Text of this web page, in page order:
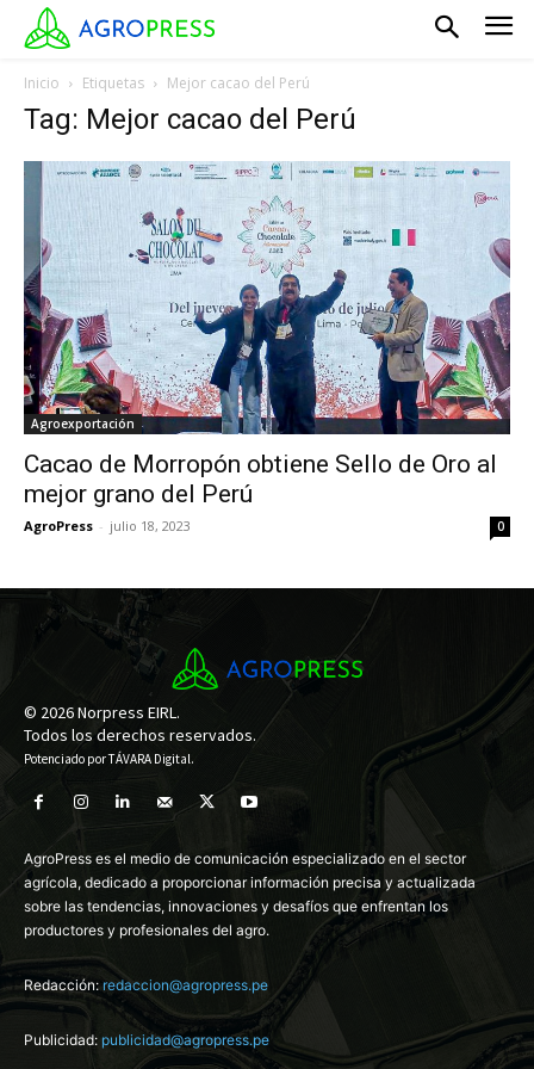
Inicio Etiquetas Mejor cacao del Perú
Tag: Mejor cacao del Perú
Agroexportación
Cacao de Morropón obtiene Sello de Oro al
mejor grano del Perú
AgroPress - julio 18, 2023 0
© 2026 Norpress EIRL.
Todos los derechos reservados.
Potenciado porTÁVARA Digital.
AgroPress es el medio de comunicación especializado en el sector
agrícola, dedicado a proporcionar información precisa y actualizada
sobre las tendencias, innovaciones y desafíos que enfrentan los
productores y profesionales del agro.
Redacción:redaccion@agropress.pe
Publicidad: publicidad@agropress.pe